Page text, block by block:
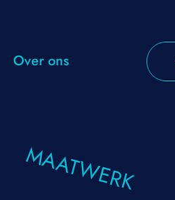
Over ons
MAATWERK